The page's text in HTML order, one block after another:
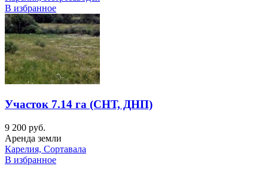
В избранное
Участок 7.14 га (СНТ, ДНП)
9 200 руб.
Аренда земли
Карелия, Сортавала
В избранное